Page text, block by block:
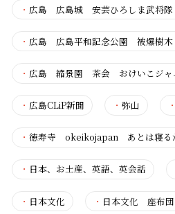
・ 広島 広島城 安芸ひろしま武将
・ 広島 広島平和記念公園 被爆樹
・ 広島 縮景園 茶会 おけいこジャ
・ 広島CLiP新聞 ・弥山
・ 徳寿寺 okeikojapan あとは寝る
・ 日本、お土産、英語、英会話
・ 日本文化 ・ 日本文化 座布